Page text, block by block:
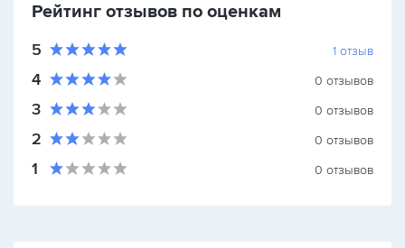
Рейтинг отзывов по оценкам
5 1 отзыв
4 0 отзывов
3 0 отзывов
2 0 отзывов
1 0 отзывов